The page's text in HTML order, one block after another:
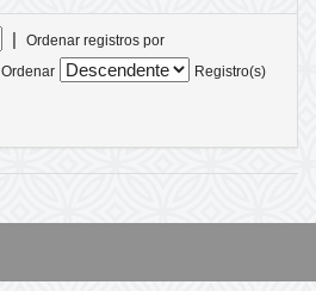
|
Ordenar registros por
Ordenar
Registro(s)